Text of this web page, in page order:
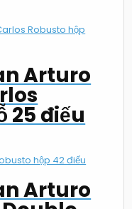
Arturo
25 điếu
Arturo